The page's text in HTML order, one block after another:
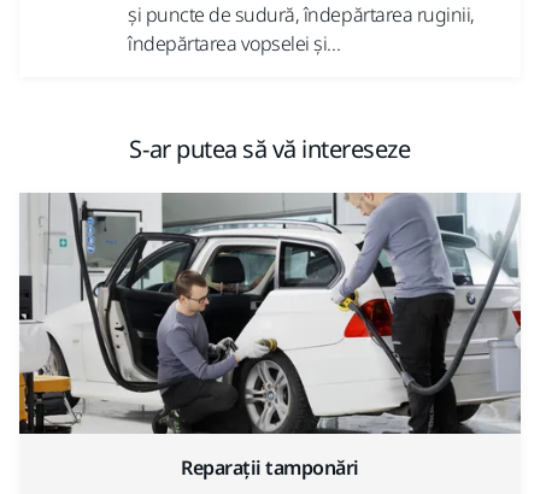
și puncte de sudură, îndepărtarea ruginii,
îndepărtarea vopselei și...
S-ar putea să vă intereseze
Reparații tamponări